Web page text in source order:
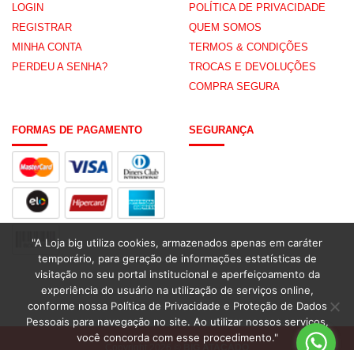
LOGIN
REGISTRAR
MINHA CONTA
PERDEU A SENHA?
POLÍTICA DE PRIVACIDADE
QUEM SOMOS
TERMOS & CONDIÇÕES
TROCAS E DEVOLUÇÕES
COMPRA SEGURA
FORMAS DE PAGAMENTO SEGURANÇA
"A Loja big utiliza cookies, armazenados apenas em caráter
temporário, para geração de informações estatísticas de
visitação no seu portal institucional e aperfeiçoamento da
experiência do usuário na utilização de serviços online,
conforme nossa Política de Privacidade e Proteção de Dados
Pessoais para navegação no site. Ao utilizar nossos serviços,
você concorda com esse procedimento."